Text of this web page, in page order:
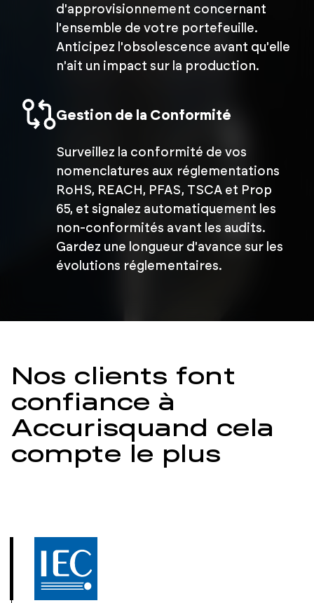
d'approvisionnement concernant
l'ensemble de votre portefeuille.
Anticipez l'obsolescence avant qu'elle
n'ait un impact sur la production.
Gestion de la Conformité
Surveillez la conformité de vos
nomenclatures aux réglementations
RoHS, REACH, PFAS, TSCA et Prop
65, et signalez automatiquement les
non-conformités avant les audits.
Gardez une longueur d'avance sur les
évolutions réglementaires.
Nos clients font
confiance à
Accurisquand cela
compte le plus